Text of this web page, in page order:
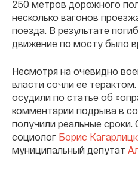
250 метров дорожного
несколько вагонов
поезда. В результате
движение по мосту было
Несмотря на очевидно
власти сочли ее
осудили по статье об
комментарии подрыва в
получили реальные
социолог Борис
муниципальный депутат